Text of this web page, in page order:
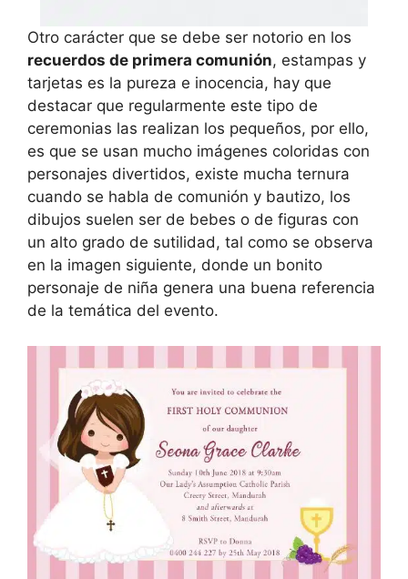
Otro carácter que se debe ser notorio en los
recuerdos de primera comunión, estampas y
tarjetas es la pureza e inocencia, hay que
destacar que regularmente este tipo de
ceremonias las realizan los pequeños, por ello,
es que se usan mucho imágenes coloridas con
personajes divertidos, existe mucha ternura
cuando se habla de comunión y bautizo, los
dibujos suelen ser de bebes o de figuras con
un alto grado de sutilidad, tal como se observa
en la imagen siguiente, donde un bonito
personaje de niña genera una buena referencia
de la temática del evento.